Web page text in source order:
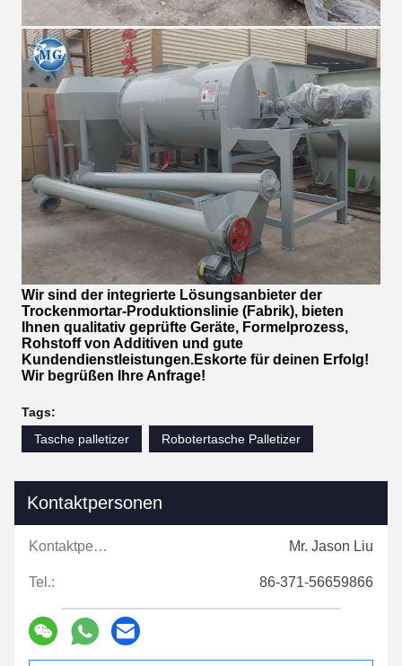
Wir sind der integrierte Lösungsanbieter der
Trockenmortar-Produktionslinie (Fabrik), bieten
Ihnen qualitativ geprüfte Geräte, Formelprozess,
Rohstoff von Additiven und gute
Kundendienstleistungen.Eskorte für deinen Erfolg!
Wir begrüßen Ihre Anfrage!
Tags:
Tasche palletizer
Robotertasche Palletizer
Kontaktpersonen
Kontaktpersonen: Mr. Jason Liu
Tel.: 86-371-56659866